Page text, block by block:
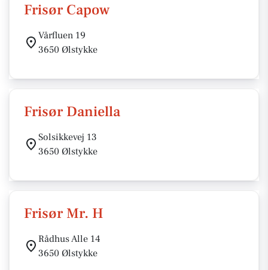
Frisør Capow
Vårfluen 19
3650 Ølstykke
Frisør Daniella
Solsikkevej 13
3650 Ølstykke
Frisør Mr. H
Rådhus Alle 14
3650 Ølstykke